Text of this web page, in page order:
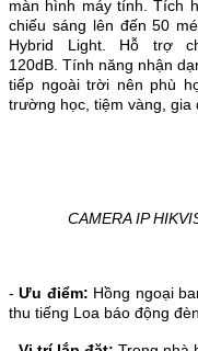
màn hình máy tính. Tích
chiếu sáng lên đến 50
Hybrid Light. Hỗ trợ
120dB. Tính năng nhận
tiếp ngoài trời nên phù
trường học, tiệm vàng, gia
CAMERA IP
-Ưu điểm: Hồng ngoại
thu tiếng Loa báo động